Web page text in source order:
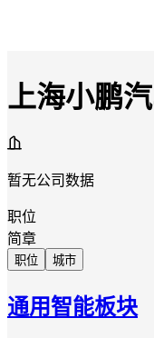
上海小鹏
暂无公司数据
职位
简章
职位 城市
通用智能板块